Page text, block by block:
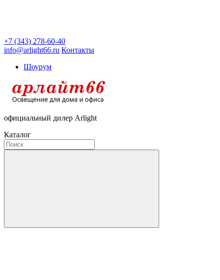
+7 (343) 278-60-40
info@arlight66.ru Контакты
Шоурум
официальный дилер Arlight
Каталог